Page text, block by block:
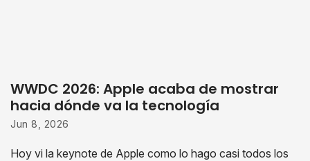
WWDC 2026: Apple acaba de mostrar
hacia dónde va la tecnología
Jun 8, 2026
Hoy vi la keynote de Apple como lo hago casi todos los